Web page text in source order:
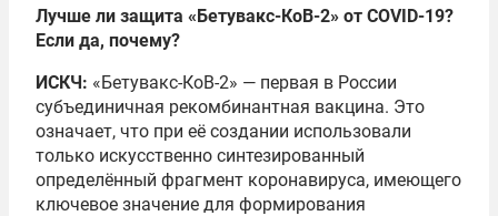
Лучше ли защита «Бетувакс-КоВ-2» от COVID-19?
Если да, почему?
ИСКЧ: «Бетувакс-КоВ-2» — первая в России
субъединичная рекомбинантная вакцина. Это
означает, что при её создании использовали
только искусственно синтезированный
определённый фрагмент коронавируса, имеющего
ключевое значение для формирования